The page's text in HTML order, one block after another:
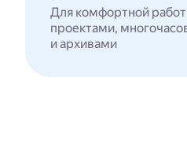
Для комфортной
проектами,
и архивами